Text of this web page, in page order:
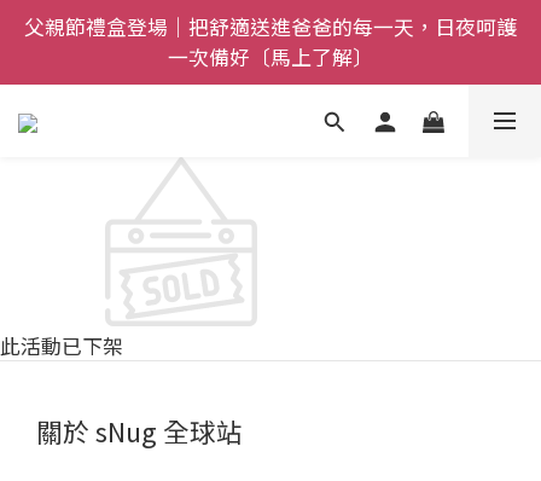
全館$800免運｜任搭８折起｜滿額再送新品-悠哉斑馬
襪〔立即了解〕
父親節禮盒登場｜把舒適送進爸爸的每一天，日夜呵護
一次備好〔馬上了解〕
全館$800免運｜任搭８折起｜滿額再送新品-悠哉斑馬
襪〔立即了解〕
此活動已下架
關於 sNug 全球站